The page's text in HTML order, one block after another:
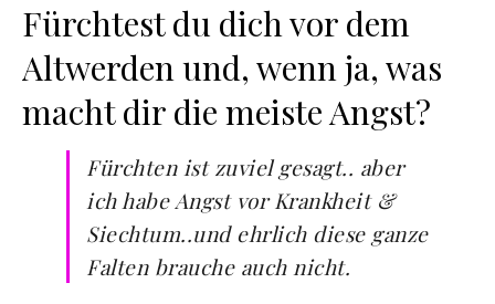
Fürchtest du dich vor dem
Altwerden und, wenn ja, was
macht dir die meiste Angst?
Fürchten ist zuviel gesagt.. aber
ich habe Angst vor Krankheit &
Siechtum..und ehrlich diese ganze
Falten brauche auch nicht.